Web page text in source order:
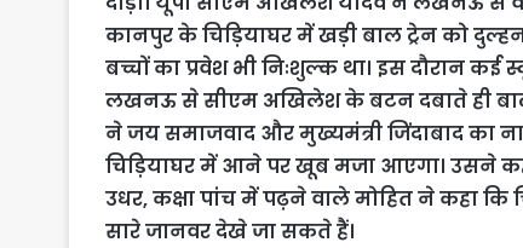
कानपुर के चिड़ियाघर में खड़ी बाल ट्रेन को
बच्चों का प्रवेश भी निःशुल्क था। इस दौरान
लखनऊ से सीएम अखिलेश के बटन दबाते ही बाल
ने जय समाजवाद और मुख्यमंत्री जिंदाबाद का
चिड़ियाघर में आने पर खूब मजा आएगा। उसने
उधर, कक्षा पांच में पढ़ने वाले मोहित ने कहा
सारे जानवर देखे जा सकते हैं।